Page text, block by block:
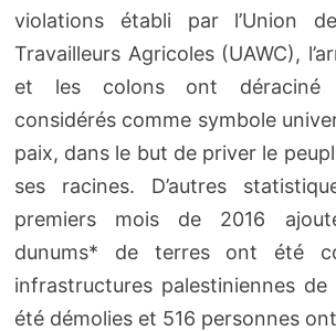
violations établi par l’Union
Travailleurs Agricoles (UAWC),
et les colons ont déraciné
considérés comme symbole
paix, dans le but de priver le
ses racines. D’autres
premiers mois de 2016
dunums* de terres ont été
infrastructures palestiniennes de
été démolies et 516 personnes